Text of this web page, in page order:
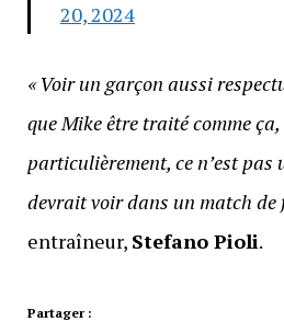
20, 2024
« Voir un garçon aussi
que Mike être traité comme
particulièrement, ce n’est pas
devrait voir dans un match de
entraîneur, Stefano Pioli.
Partager :